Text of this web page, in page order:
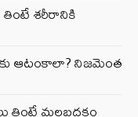
శరీరానికి
ఆటంకాలా? నిజమెంత
తింటే మలబద్ధకం